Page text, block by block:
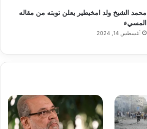
محمد الشيخ ولد امخيطير يعلن توبته من مقاله
المسيء
أغسطس 14, 2024